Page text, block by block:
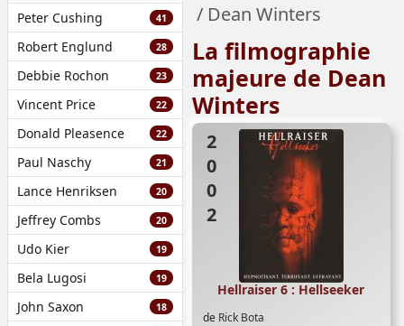
Peter Cushing 41
Robert Englund 28
Debbie Rochon 23
Vincent Price 22
Donald Pleasence 22
Paul Naschy 21
Lance Henriksen 20
Jeffrey Combs 20
Udo Kier 19
Bela Lugosi 19
John Saxon 18
Dean Winters
La filmographie
majeure de Dean
Winters
2002
de Rick Bota
Hellraiser 6 : Hellseeker